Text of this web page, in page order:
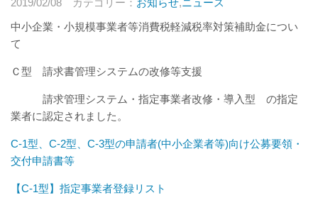
2019/02/08 カテゴリー： お知らせ,ニュース
中小企業・小規模事業者等消費税軽減税率対策補助金につい
て
Ｃ型 請求書管理システムの改修等支援
請求管理システム・指定事業者改修・導入型 の指定
業者に認定されました。
C-1型、C-2型、C-3型の申請者(中小企業者等)向け公募要領・
交付申請書等
【C-1型】指定事業者登録リスト